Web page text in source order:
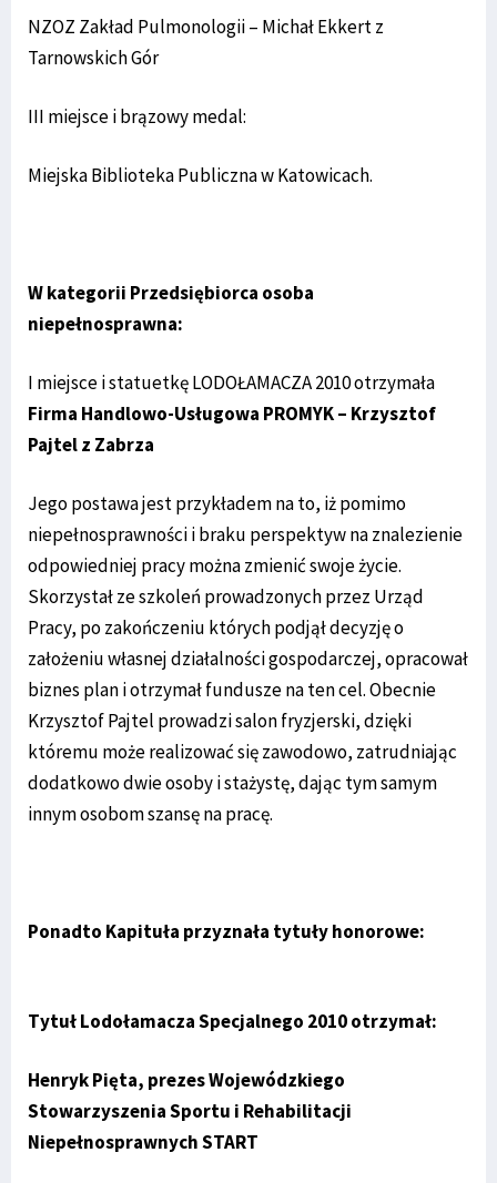
NZOZ Zakład Pulmonologii – Michał Ekkert z
Tarnowskich Gór
III miejsce i brązowy medal:
Miejska Biblioteka Publiczna w Katowicach.
W kategorii Przedsiębiorca osoba
niepełnosprawna:
I miejsce i statuetkę LODOŁAMACZA 2010 otrzymała
Firma Handlowo-Usługowa PROMYK – Krzysztof
Pajtel z Zabrza
Jego postawa jest przykładem na to, iż pomimo
niepełnosprawności i braku perspektyw na znalezienie
odpowiedniej pracy można zmienić swoje życie.
Skorzystał ze szkoleń prowadzonych przez Urząd
Pracy, po zakończeniu których podjął decyzję o
założeniu własnej działalności gospodarczej, opracował
biznes plan i otrzymał fundusze na ten cel. Obecnie
Krzysztof Pajtel prowadzi salon fryzjerski, dzięki
któremu może realizować się zawodowo, zatrudniając
dodatkowo dwie osoby i stażystę, dając tym samym
innym osobom szansę na pracę.
Ponadto Kapituła przyznała tytuły honorowe:
Tytuł Lodołamacza Specjalnego 2010 otrzymał:
Henryk Pięta, prezes Wojewódzkiego
Stowarzyszenia Sportu i Rehabilitacji
Niepełnosprawnych START